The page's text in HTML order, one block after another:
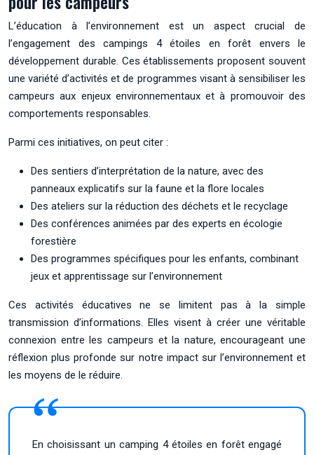
L’éducation à l’environnement est un aspect crucial de
l’engagement des campings 4 étoiles en forêt envers le
développement durable. Ces établissements proposent souvent
une variété d’activités et de programmes visant à sensibiliser les
campeurs aux enjeux environnementaux et à promouvoir des
comportements responsables.
Parmi ces initiatives, on peut citer :
Des sentiers d’interprétation de la nature, avec des
panneaux explicatifs sur la faune et la flore locales
Des ateliers sur la réduction des déchets et le recyclage
Des conférences animées par des experts en écologie
forestière
Des programmes spécifiques pour les enfants, combinant
jeux et apprentissage sur l’environnement
Ces activités éducatives ne se limitent pas à la simple
transmission d’informations. Elles visent à créer une véritable
connexion entre les campeurs et la nature, encourageant une
réflexion plus profonde sur notre impact sur l’environnement et
les moyens de le réduire.
En choisissant un camping 4 étoiles en forêt engagé